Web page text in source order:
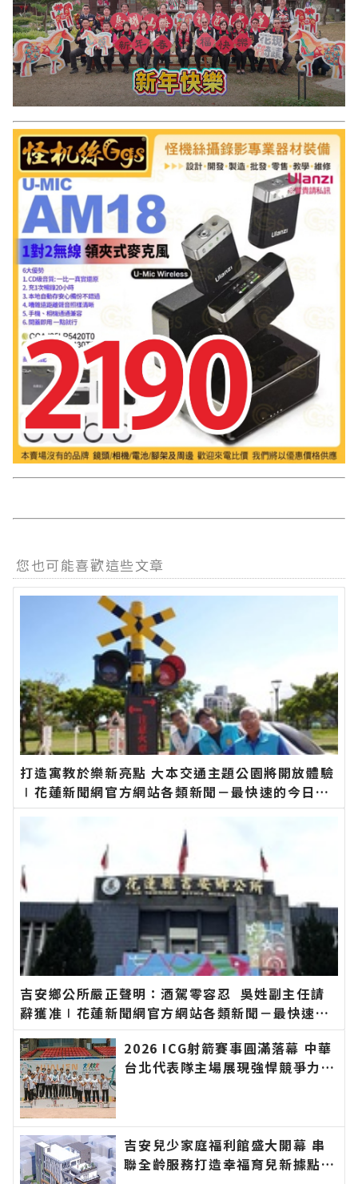
您也可能喜歡這些文章
打造寓教於樂新亮點 大本交通主題公園將開放體驗
∣花蓮新聞網官方網站各類新聞－最快速的今日新
聞報導 最新的在地資訊！
吉安鄉公所嚴正聲明：酒駕零容忍 吳姓副主任請
辭獲准∣花蓮新聞網官方網站各類新聞－最快速的
今日新聞報導 最新的在地資訊！
2026 ICG射箭賽事圓滿落幕 中華
台北代表隊主場展現強悍競爭力∣
資訊！
吉安兒少家庭福利館盛大開幕 串
聯全齡服務打造幸福育兒新據點∣